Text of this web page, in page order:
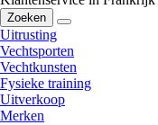
Zoeken
Uitrusting
Vechtsporten
Vechtkunsten
Fysieke training
Uitverkoop
Merken